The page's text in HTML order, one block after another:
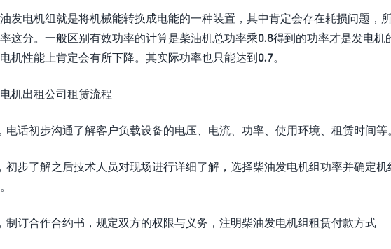
电机组就是将机械能转换成电能的一种装置，其中肯定会存在耗损问题，
这分。一般区别有效功率的计算是柴油机总功率乘0.8得到的功率才是发电
机性能上肯定会有所下降。其实际功率也只能达到0.7。
出租公司租赁流程
初步沟通了解客户负载设备的电压、电流、功率、使用环境、租赁时间等。
了解之后技术人员对现场进行详细了解，选择柴油发电机组功率并确定机
合作合约书，规定双方的权限与义务，注明柴油发电机组租赁付款方式